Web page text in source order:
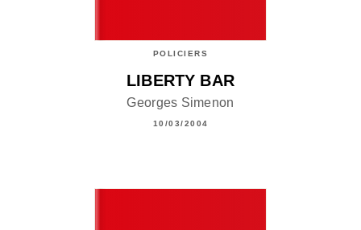
POLICIERS
LIBERTY BAR
Georges Simenon
10/03/2004